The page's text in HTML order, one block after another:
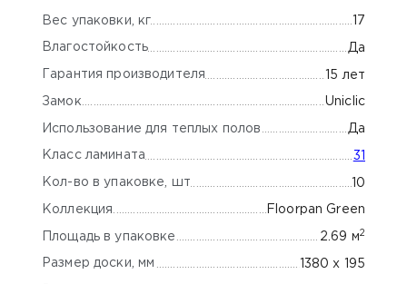
Вес упаковки, кг 17
Влагостойкость Да
Гарантия производителя 15 лет
Замок Uniclic
Использование для теплых полов Да
Класс ламината 31
Кол-во в упаковке, шт 10
Коллекция Floorpan Green
Площадь в упаковке 2.69 м 2
Размер доски, мм 1380 х 195